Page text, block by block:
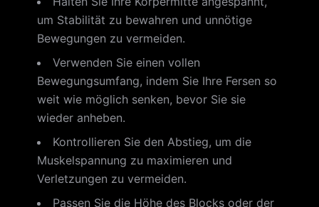
um Stabilität zu bewahren und unnötige
Bewegungen zu vermeiden.
Verwenden Sie einen vollen
Bewegungsumfang, indem Sie Ihre Fersen so
weit wie möglich senken, bevor Sie sie
wieder anheben.
Kontrollieren Sie den Abstieg, um die
Muskelspannung zu maximieren und
Verletzungen zu vermeiden.
Passen Sie die Höhe des Blocks oder der